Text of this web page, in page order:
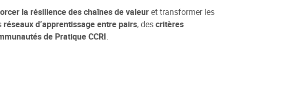
la résilience des chaînes de valeuret transformer les
réseaux d’apprentissage entre pairs, descritères
de Pratique CCRI.